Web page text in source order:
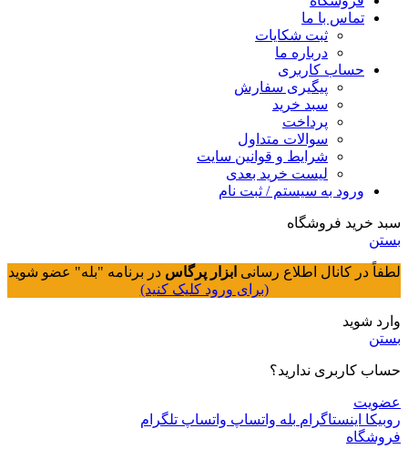
تماس با ما
ثبت شکایات
درباره ما
حساب کاربری
پیگیری سفارش
سبد خرید
پرداخت
سوالات متداول
شرایط و قوانین سایت
لیست خرید بعدی
ورود به سیستم / ثبت نام
سبد خرید فروشگاه
بستن
لطفاً در کانال اطلاع رسانی ابزار پرگاس در برنامه "بله" عضو شوید
(برای ورود کلیک کنید)
وارد شوید
بستن
حساب کاربری ندارید؟
عضویت
روبیکا اینستاگرام بله واتساپ واتساپ تلگرام
فروشگاه